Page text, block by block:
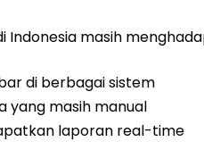
Indonesia masih
di berbagai sistem
yang masih manual
laporan real-time